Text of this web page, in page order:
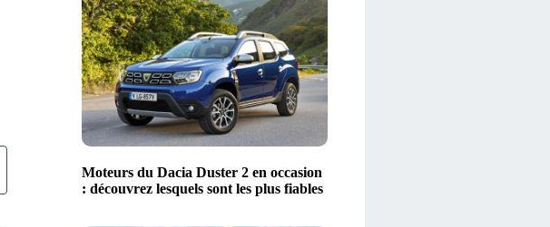
Moteurs du Dacia Duster 2 en occasion
: découvrez lesquels sont les plus fiables